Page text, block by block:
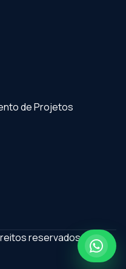
de Projetos
reservados.